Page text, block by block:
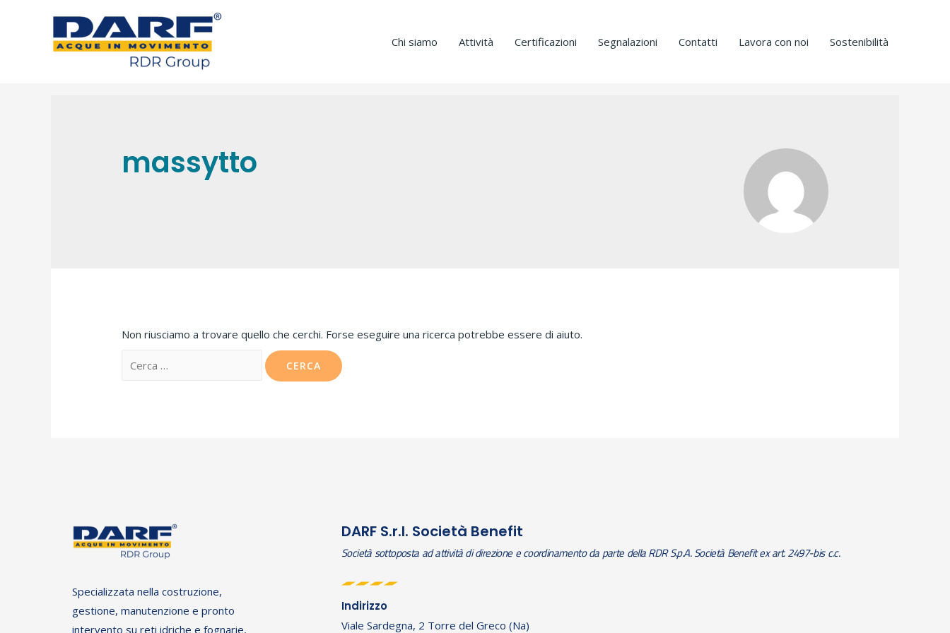
Chi siamo Attività Certificazioni Segnalazioni Contatti Lavora con noi Sostenibilità
massytto
Non riusciamo a trovare quello che cerchi. Forse eseguire una ricerca potrebbe essere di aiuto.
Specializzata nella costruzione,
gestione, manutenzione e pronto
intervento su reti idriche e fognarie,
DARF S.r.l. Società Benefit
Societàsottoposta ad attività di direzione e coordinamento da parte della RDR S.p.A. Società Benefit ex art. 2497-bis c.c.
Indirizzo
Viale Sardegna, 2 Torre del Greco (Na)